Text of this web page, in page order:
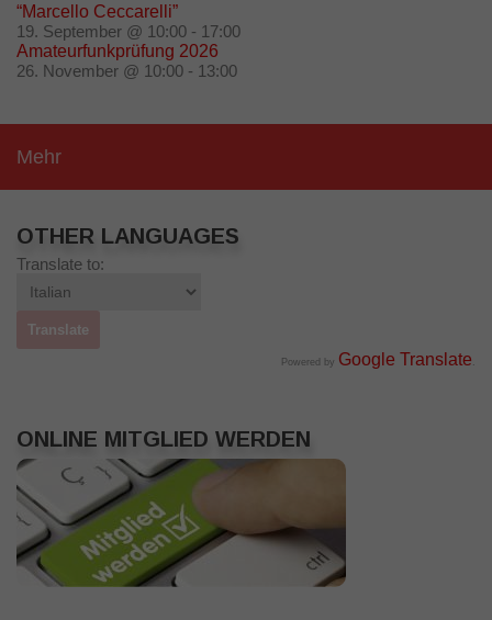
“Marcello Ceccarelli”
19. September @ 10:00 - 17:00
Amateurfunkprüfung 2026
26. November @ 10:00 - 13:00
Mehr
OTHER LANGUAGES
Translate to:
Powered by Google Translate
ONLINE MITGLIED WERDEN